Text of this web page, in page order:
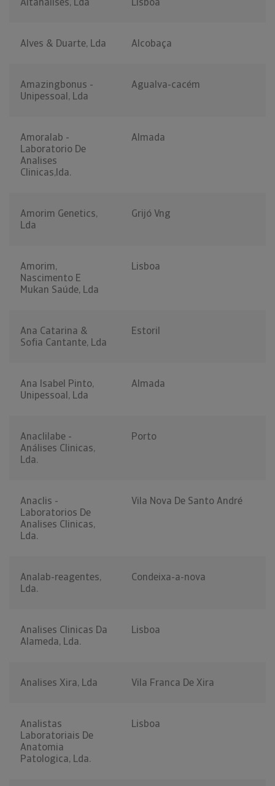
Alves & Duarte, Lda Alcobaça
Amazingbonus -
Unipessoal, Lda
Agualva-cacém
Amoralab -
Laboratorio De
Analises
Clinicas,lda.
Almada
Amorim Genetics,
Lda
Grijó Vng
Amorim,
Nascimento E
Mukan Saúde, Lda
Lisboa
Ana Catarina &
Sofia Cantante, Lda
Estoril
Ana Isabel Pinto,
Unipessoal, Lda
Almada
Anaclilabe -
Análises Clinicas,
Lda.
Porto
Anaclis -
Laboratorios De
Analises Clinicas,
Lda.
Vila Nova De Santo André
Analab-reagentes,
Lda.
Condeixa-a-nova
Analises Clinicas Da
Alameda, Lda.
Lisboa
Analises Xira, Lda Vila Franca De Xira
Analistas
Laboratoriais De
Anatomia
Patologica, Lda.
Lisboa